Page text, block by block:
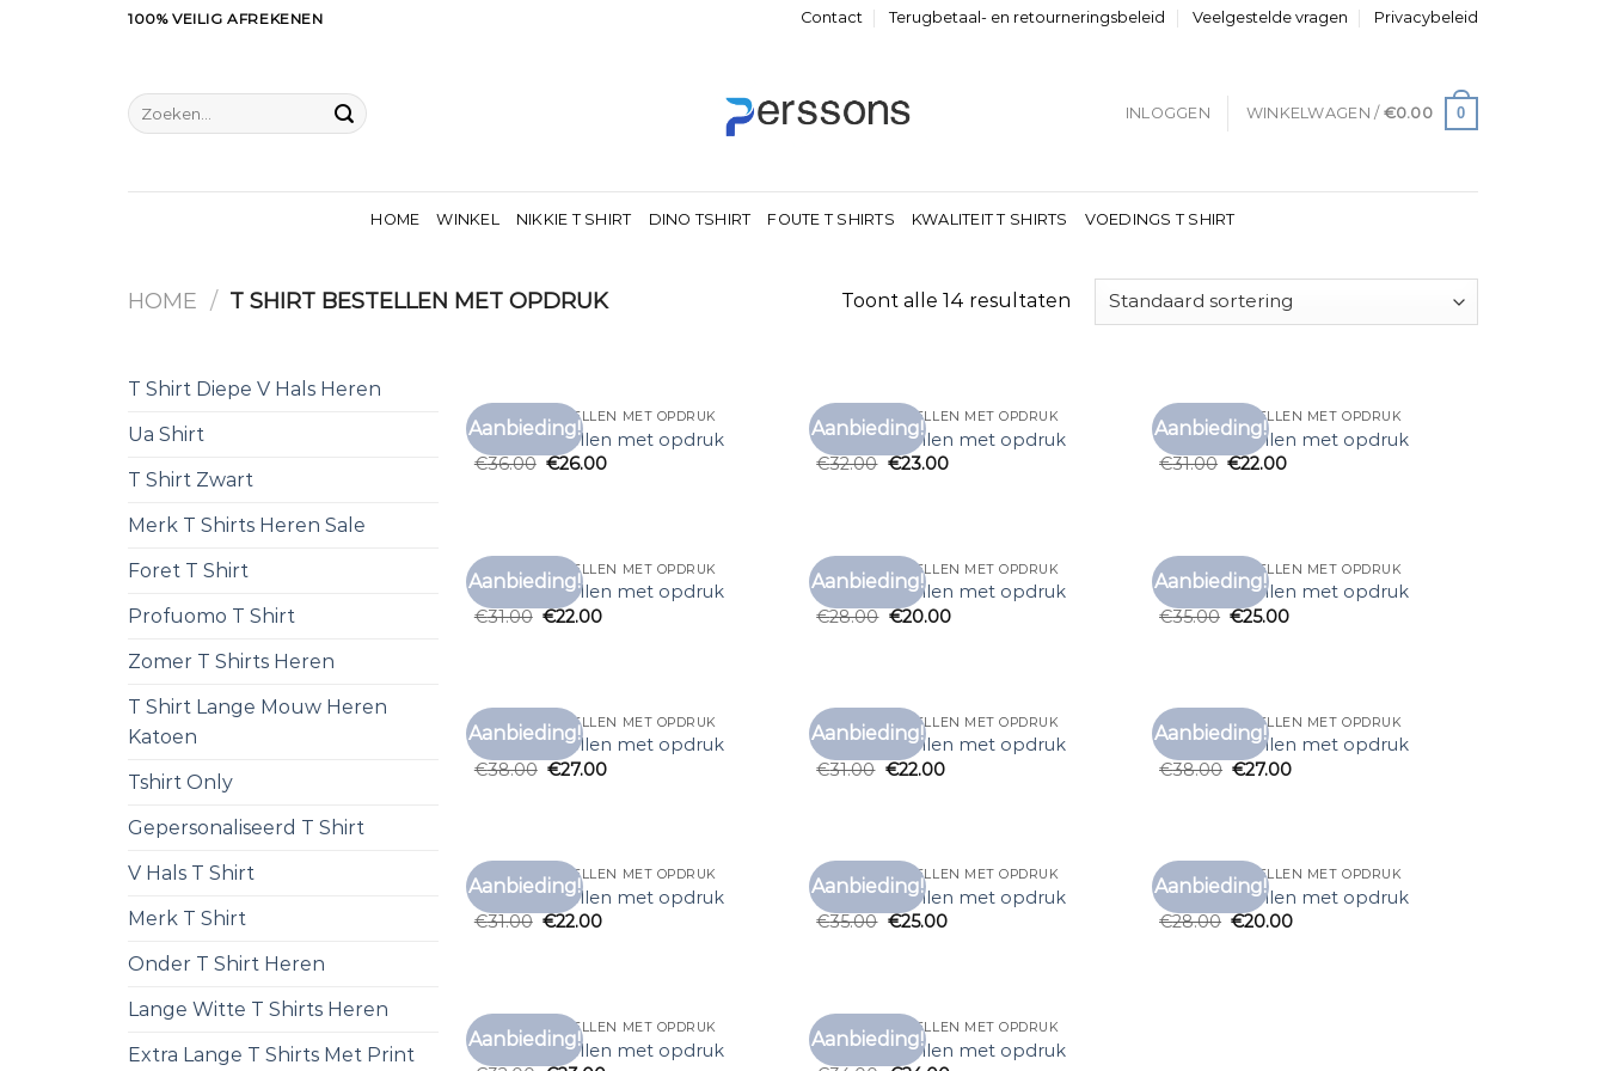
100% VEILIG AFREKENEN Contact Terugbetaal- en retourneringsbeleid Veelgestelde vragen Privacybeleid
Zoeken
naar:
INLOGGEN WINKELWAGEN / €0.00 0
HOME WINKEL NIKKIE T SHIRT DINO TSHIRT FOUTE T SHIRTS KWALITEIT T SHIRTS VOEDINGS T SHIRT
HOME / T SHIRT BESTELLEN MET OPDRUK Toont alle 14 resultaten
T Shirt Diepe V Hals Heren
Ua Shirt
T Shirt Zwart
Merk T Shirts Heren Sale
Foret T Shirt
Profuomo T Shirt
Zomer T Shirts Heren
T Shirt Lange Mouw Heren
Katoen
Tshirt Only
Gepersonaliseerd T Shirt
V Hals T Shirt
Merk T Shirt
Onder T Shirt Heren
Lange Witte T Shirts Heren
Extra Lange T Shirts Met Print
Aanbieding!
Toevoegen
T SHIRT BESTELLEN MET OPDRUK
t shirt bestellen met opdruk
€36.00 €26.00
Aanbieding!
Toevoegen
T SHIRT BESTELLEN MET OPDRUK
t shirt bestellen met opdruk
€32.00 €23.00
Aanbieding!
Toevoegen
T SHIRT BESTELLEN MET OPDRUK
t shirt bestellen met opdruk
€31.00 €22.00
Aanbieding!
Toevoegen
T SHIRT BESTELLEN MET OPDRUK
t shirt bestellen met opdruk
€31.00 €22.00
Aanbieding!
Toevoegen
T SHIRT BESTELLEN MET OPDRUK
t shirt bestellen met opdruk
€28.00 €20.00
Aanbieding!
Toevoegen
T SHIRT BESTELLEN MET OPDRUK
t shirt bestellen met opdruk
€35.00 €25.00
Aanbieding!
Toevoegen
T SHIRT BESTELLEN MET OPDRUK
t shirt bestellen met opdruk
€38.00 €27.00
Aanbieding!
Toevoegen
T SHIRT BESTELLEN MET OPDRUK
t shirt bestellen met opdruk
€31.00 €22.00
Aanbieding!
Toevoegen
T SHIRT BESTELLEN MET OPDRUK
t shirt bestellen met opdruk
€38.00 €27.00
Aanbieding!
Toevoegen
T SHIRT BESTELLEN MET OPDRUK
t shirt bestellen met opdruk
€31.00 €22.00
Aanbieding!
Toevoegen
T SHIRT BESTELLEN MET OPDRUK
t shirt bestellen met opdruk
€35.00 €25.00
Aanbieding!
Toevoegen
T SHIRT BESTELLEN MET OPDRUK
t shirt bestellen met opdruk
€28.00 €20.00
Aanbieding!
Toevoegen
T SHIRT BESTELLEN MET OPDRUK
t shirt bestellen met opdruk
Aanbieding!
Toevoegen
T SHIRT BESTELLEN MET OPDRUK
t shirt bestellen met opdruk